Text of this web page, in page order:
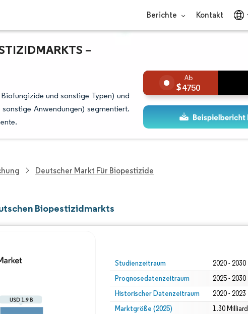
Berichte Kontakt
– W
und sonstige Typen) und
Anwendungen) segmentiert.
4750
Deutscher Markt Für Biopestizide
Biopestizidmarkts
Studienzeitraum 2020 - 2030
Prognosedatenzeitraum 2025 - 2030
Historischer Datenzeitraum 2020 - 2023
Marktgröße (2025) 1.30